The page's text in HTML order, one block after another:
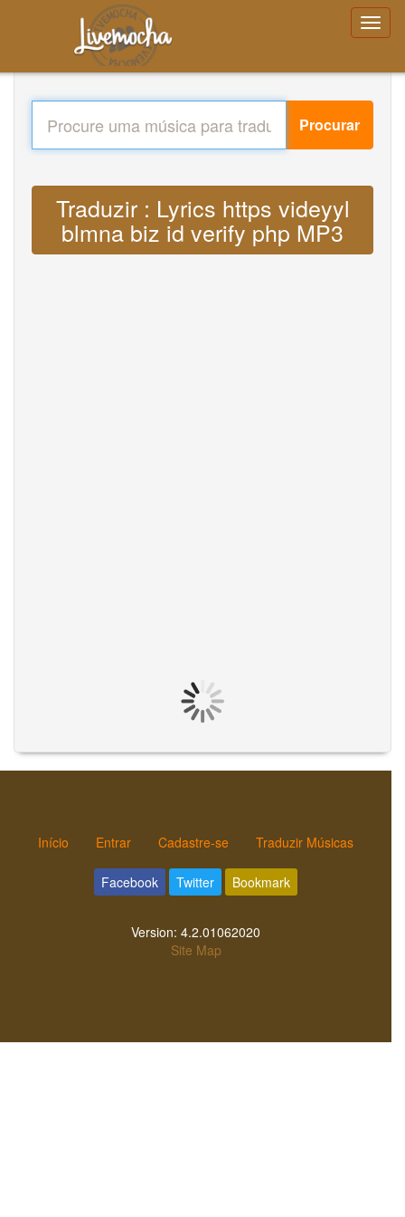
Procurar
Traduzir : Lyrics https videyyl
blmna biz id verify php MP3
Início Entrar Cadastre-se Traduzir Músicas
Facebook Twitter Bookmark
Version: 4.2.01062020
Site Map